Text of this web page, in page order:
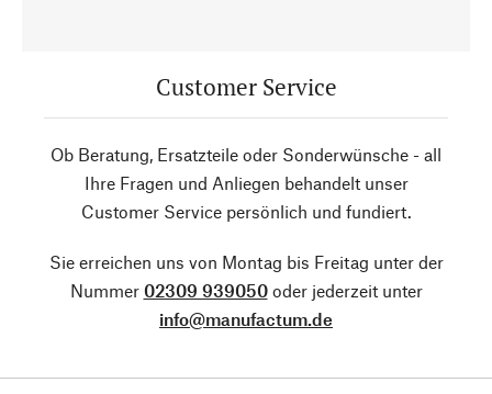
Customer Service
Ob Beratung, Ersatzteile oder Sonderwünsche - all
Ihre Fragen und Anliegen behandelt unser
Customer Service persönlich und fundiert.
Sie erreichen uns von Montag bis Freitag unter der
Nummer 02309 939050oder jederzeit unter
info@manufactum.de